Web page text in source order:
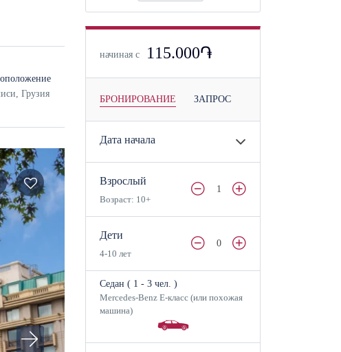
Грузия
начиная с 115.000֏
БРОНИРОВАНИЕ ЗАПРОС
Дата начала
Взрослый
Возраст: 10+
1
Дети
4-10 лет
0
Седан ( 1 - 3 чел. )
Mercedes-Benz E-класс (или похожая
машина)